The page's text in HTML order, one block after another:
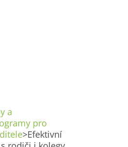
a
pro
>Efektivní